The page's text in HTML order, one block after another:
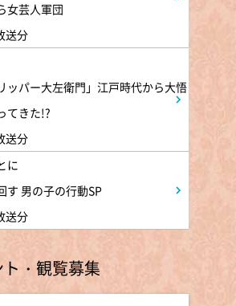
One
11:45
トーーク! CLUB配信で見
0:45
小声の会…アノ人が退場で
女芸人軍団
送分
ッパー大左衛門」江戸時代から大悟
てきた!?
送分
に
す 男の子の行動SP
送分
・観覧募集